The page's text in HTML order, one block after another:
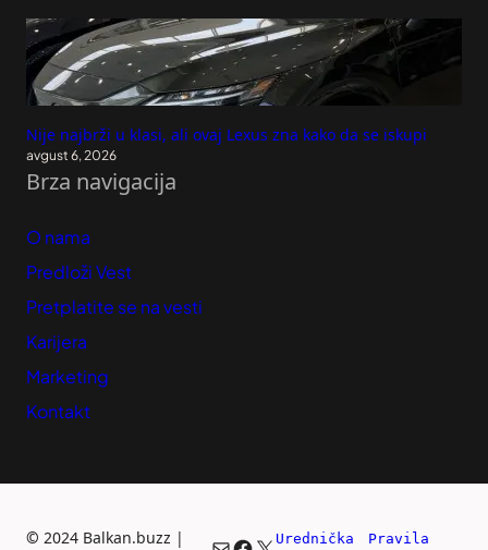
Nije najbrži u klasi, ali ovaj Lexus zna kako da se iskupi
avgust 6, 2026
Brza navigacija
O nama
Predloži Vest
Pretplatite se na vesti
Karijera
Marketing
Kontakt
© 2024 Balkan.buzz |
Urednička Pravila